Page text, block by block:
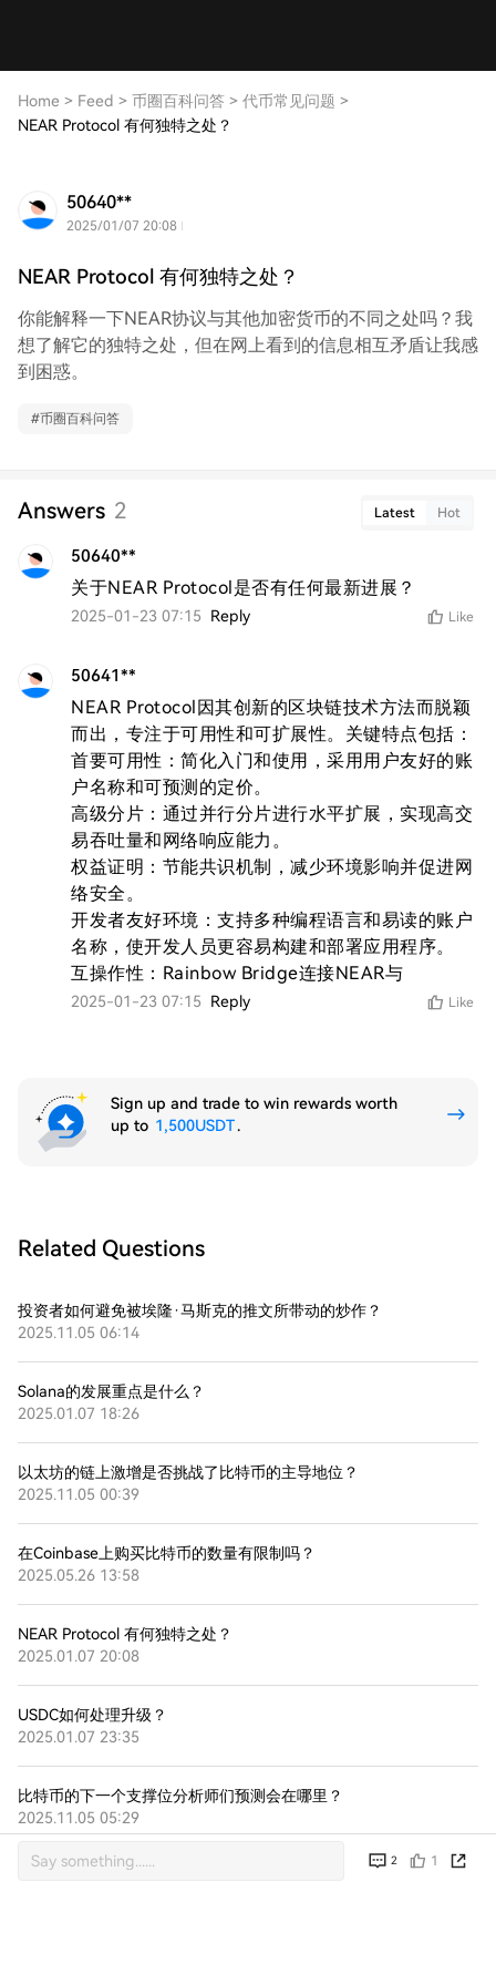
Home > Feed > 币圈百科问答 > 代币常见问题 >
NEAR Protocol 有何独特之处？
50640**
2025/01/07 20:08
NEAR Protocol 有何独特之处？
你能解释一下NEAR协议与其他加密货币的不同之处吗？我
想了解它的独特之处，但在网上看到的信息相互矛盾让我感
到困惑。
#币圈百科问答
Answers 2 Latest Hot
50640**
关于NEAR Protocol是否有任何最新进展？
2025-01-23 07:15 Reply Like
50641**
NEAR Protocol因其创新的区块链技术方法而脱颖
而出，专注于可用性和可扩展性。关键特点包括：
首要可用性：简化入门和使用，采用用户友好的账
户名称和可预测的定价。
高级分片：通过并行分片进行水平扩展，实现高交
易吞吐量和网络响应能力。
权益证明：节能共识机制，减少环境影响并促进网
络安全。
开发者友好环境：支持多种编程语言和易读的账户
名称，使开发人员更容易构建和部署应用程序。
互操作性：Rainbow Bridge连接NEAR与
2025-01-23 07:15 Reply Like
2 1
Sign up and trade to win rewards worth
up to 1,500USDT.
Related Questions
投资者如何避免被埃隆·马斯克的推文所带动的炒作？
2025.11.05 06:14
Solana的发展重点是什么？
2025.01.07 18:26
以太坊的链上激增是否挑战了比特币的主导地位？
2025.11.05 00:39
在Coinbase上购买比特币的数量有限制吗？
2025.05.26 13:58
NEAR Protocol 有何独特之处？
2025.01.07 20:08
USDC如何处理升级？
2025.01.07 23:35
比特币的下一个支撑位分析师们预测会在哪里？
2025.11.05 05:29